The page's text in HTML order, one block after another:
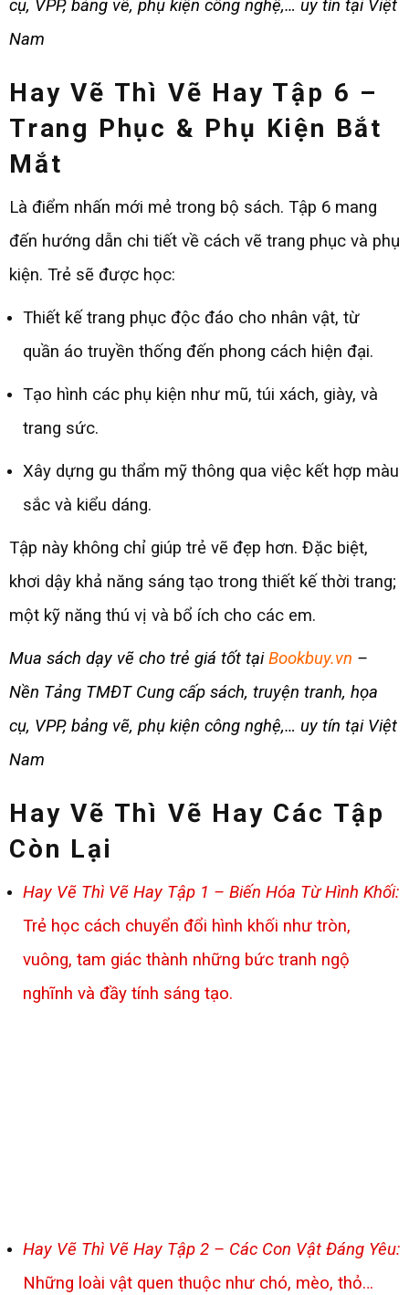
cụ, VPP, bảng vẽ, phụ kiện công nghệ,… uy tín tại Việt
Nam
Hay Vẽ Thì Vẽ Hay Tập 6 –
Trang Phục & Phụ Kiện Bắt
Mắt
Là điểm nhấn mới mẻ trong bộ sách. Tập 6 mang
đến hướng dẫn chi tiết về cách vẽ trang phục và phụ
kiện. Trẻ sẽ được học:
Thiết kế trang phục độc đáo cho nhân vật, từ
quần áo truyền thống đến phong cách hiện đại.
Tạo hình các phụ kiện như mũ, túi xách, giày, và
trang sức.
Xây dựng gu thẩm mỹ thông qua việc kết hợp màu
sắc và kiểu dáng.
Tập này không chỉ giúp trẻ vẽ đẹp hơn. Đặc biệt,
khơi dậy khả năng sáng tạo trong thiết kế thời trang;
một kỹ năng thú vị và bổ ích cho các em.
Mua sách dạy vẽ cho trẻ giá tốt tạiBookbuy.vn –
Nền Tảng TMĐT Cung cấp sách, truyện tranh, họa
cụ, VPP, bảng vẽ, phụ kiện công nghệ,… uy tín tại Việt
Nam
Hay Vẽ Thì Vẽ Hay Các Tập
Còn Lại
Hay Vẽ Thì Vẽ Hay Tập 1 – Biến Hóa Từ Hình Khối:
Trẻ học cách chuyển đổi hình khối như tròn,
vuông, tam giác thành những bức tranh ngộ
nghĩnh và đầy tính sáng tạo.
Hay Vẽ Thì Vẽ Hay Tập 2 – Các Con Vật Đáng Yêu:
Những loài vật quen thuộc như chó, mèo, thỏ…